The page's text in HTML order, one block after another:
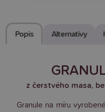
Popis Alternativy
z čerstvého masa,
Granule na míru